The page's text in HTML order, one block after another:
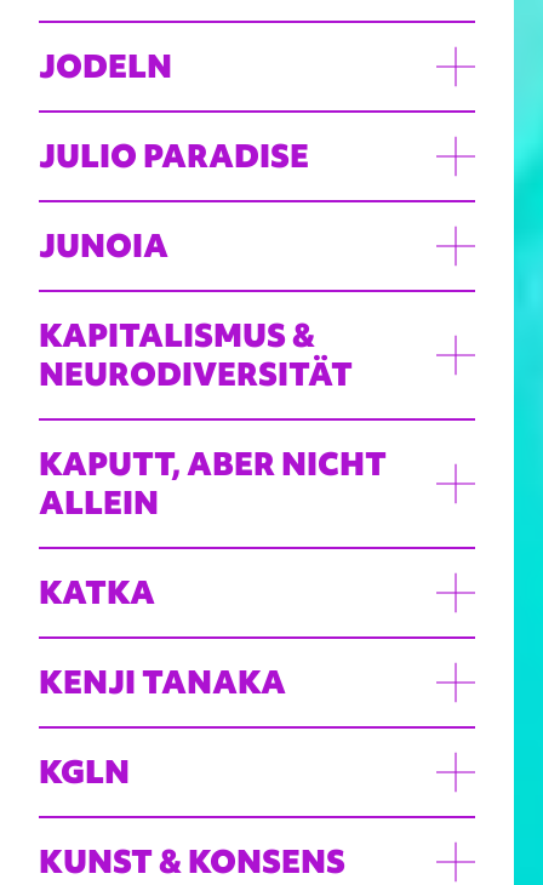
JODELN
JULIO PARADISE
JUNOIA
KAPITALISMUS &
NEURODIVERSITÄT
KAPUTT, ABER NICHT
ALLEIN
KATKA
KENJI TANAKA
KGLN
KUNST & KONSENS